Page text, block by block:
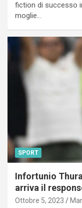
fiction di successo
moglie…
SPORT
Infortunio
arriva il
Ottobre 5, 2023